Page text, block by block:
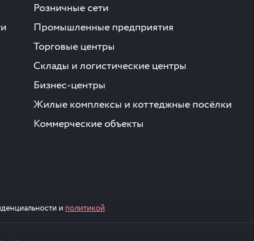
Розничные сети
Промышленные предприятия
Торговые центры
Склады и логистические центры
Бизнес-центры
Жилые комплексы и коттеджные посёлки
Коммерческие объекты
и политикой